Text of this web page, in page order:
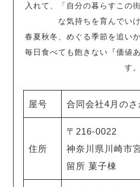
入れて、「自分の暮らすこの
な気持ちを育んでい
春夏秋冬、めぐる季節を追い
毎日食べても飽きない『価値
す。
屋号 合同会社4月の
住所
〒216-0022
神奈川県川崎市
留所 菓子棟